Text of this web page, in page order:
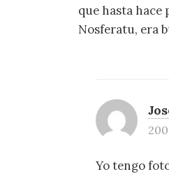
que hasta hace
Nosferatu, era
Yo tengo